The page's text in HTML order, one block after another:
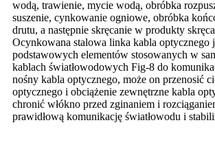
wodą, trawienie, mycie wodą, obróbka
suszenie, cynkowanie ogniowe, obróbka
drutu, a następnie skręcanie w produkty
Ocynkowana stalowa linka kabla optycznego
podstawowych elementów stosowanych w
kablach światłowodowych Fig-8 do
nośny kabla optycznego, może on przenosić
optycznego i obciążenie zewnętrzne kabla
chronić włókno przed zginaniem i
prawidłową komunikację światłowodu i